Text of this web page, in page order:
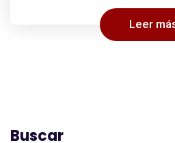
Leer
Buscar